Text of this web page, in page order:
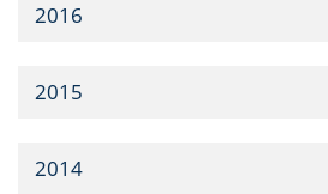
2016
2015
2014